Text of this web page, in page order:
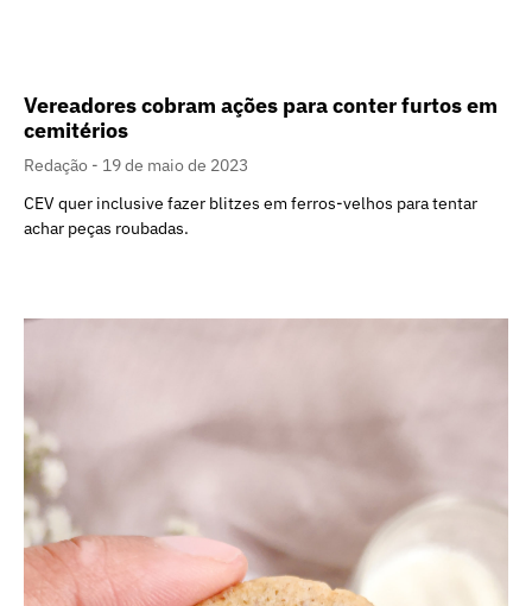
Vereadores cobram ações para conter furtos em
cemitérios
Redação
19 de maio de 2023
CEV quer inclusive fazer blitzes em ferros-velhos para tentar
achar peças roubadas.